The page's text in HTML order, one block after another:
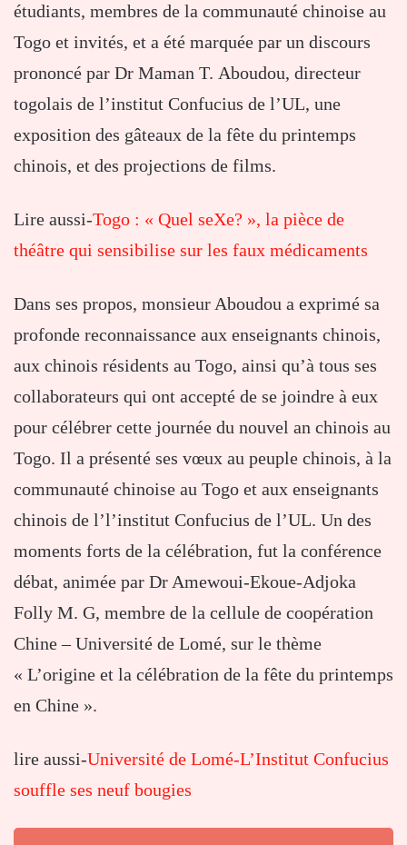
étudiants, membres de la communauté chinoise au
Togo et invités, et a été marquée par un discours
prononcé par Dr Maman T. Aboudou, directeur
togolais de l’institut Confucius de l’UL, une
exposition des gâteaux de la fête du printemps
chinois, et des projections de films.
Lire aussi-Togo : « Quel seXe? », la pièce de
théâtre qui sensibilise sur les faux médicaments
Dans ses propos, monsieur Aboudou a exprimé sa
profonde reconnaissance aux enseignants chinois,
aux chinois résidents au Togo, ainsi qu’à tous ses
collaborateurs qui ont accepté de se joindre à eux
pour célébrer cette journée du nouvel an chinois au
Togo. Il a présenté ses vœux au peuple chinois, à la
communauté chinoise au Togo et aux enseignants
chinois de l’l’institut Confucius de l’UL. Un des
moments forts de la célébration, fut la conférence
débat, animée par Dr Amewoui-Ekoue-Adjoka
Folly M. G, membre de la cellule de coopération
Chine – Université de Lomé, sur le thème
« L’origine et la célébration de la fête du printemps
en Chine ».
lire aussi-Université de Lomé-L’Institut Confucius
souffle ses neuf bougies